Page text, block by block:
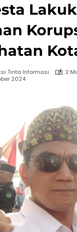
Tinta Informasi
2
2024